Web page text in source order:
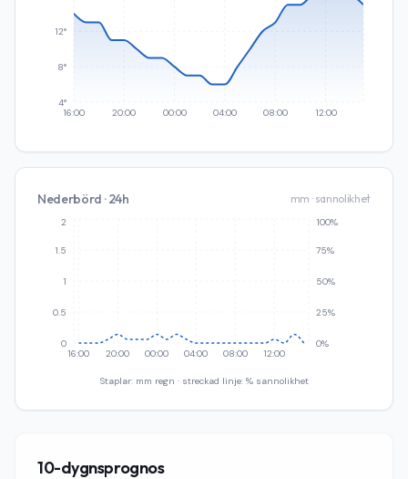
16:00 20:00 00:00 04:00 08:00 12:00
4°
8°
12°
Nederbörd · 24h mm · sannolikhet
16:00 20:00 00:00 04:00 08:00 12:00
0
0.5
1
1.5
2
0%
25%
50%
75%
100%
Staplar: mm regn · streckad linje: % sannolikhet
10-dygnsprognos